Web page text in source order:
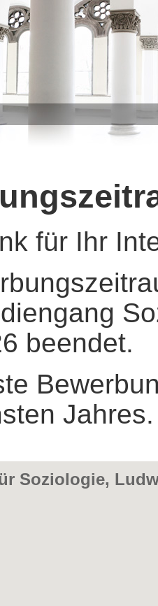
für Ihr
beendet.
Jahres.
Soziologie,